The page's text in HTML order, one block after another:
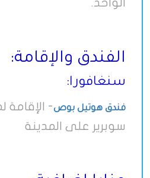
الواحد.
الفندق والإقامة:
سنغافورا:
فندق هوتيل بوص
سوبرير على المدينة